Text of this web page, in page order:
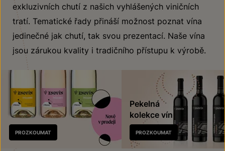
exkluzivních chutí z našich vyhlášených viničních
tratí. Tematické řady přináší možnost poznat vína
jedinečné jak chutí, tak svou prezentací. Naše vína
jsou zárukou kvality i tradičního přístupu k výrobě.
Nově
v prodeji
PROZKOUMAT
Pekelná
kolekce vín
PROZKOUMAT